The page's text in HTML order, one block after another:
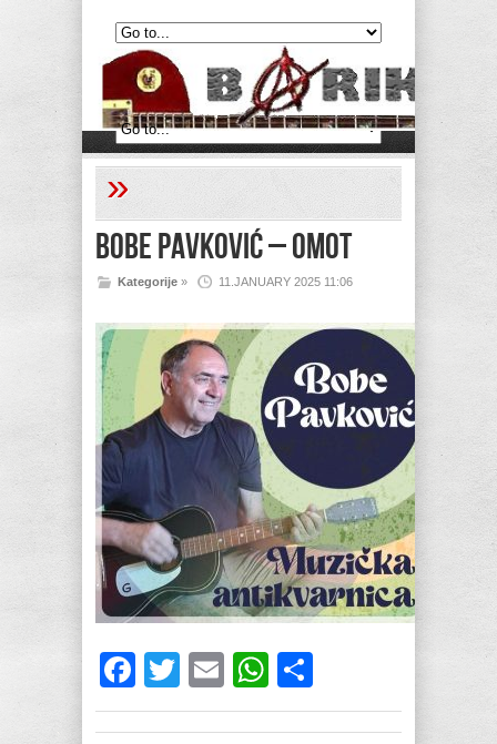
»
Bobe Pavković – Omot
11.JANUARY 2025 11:06
Kategorije »
Facebook
Twitter
EmailWhatsApp